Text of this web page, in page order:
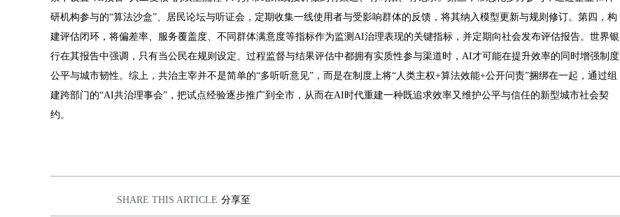
研机构参与的“算法沙盒”、居民论坛与听证会，定期收集一线使用者与受影响群体的反馈，将其纳入模型更新与规则修订。第四，构
建评估闭环，将偏差率、服务覆盖度、不同群体满意度等指标作为监测AI治理表现的关键指标，并定期向社会发布评估报告。世界银
行在其报告中强调，只有当公民在规则设定、过程监督与结果评估中都拥有实质性参与渠道时，AI才可能在提升效率的同时增强制度
公平与城市韧性。综上，共治主宰并不是简单的“多听听意见”，而是在制度上将“人类主权+算法效能+公开问责”捆绑在一起，通过组
建跨部门的“AI共治理事会”，把试点经验逐步推广到全市，从而在AI时代重建一种既追求效率又维护公平与信任的新型城市社会契
约。
SHARE THIS ARTICLE 分享至